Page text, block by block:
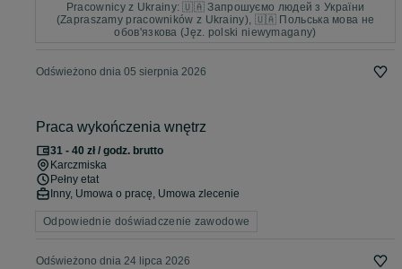
Pracownicy z Ukrainy: 🇺🇦 Запрошуємо людей з України
(Zapraszamy pracowników z Ukrainy), 🇺🇦 Польська мова не
обов'язкова (Jęz. polski niewymagany)
Odświeżono dnia 05 sierpnia 2026
Praca wykończenia wnętrz
31 - 40 zł / godz. brutto
Karczmiska
Pełny etat
Inny, Umowa o pracę, Umowa zlecenie
Odpowiednie doświadczenie zawodowe
Odświeżono dnia 24 lipca 2026